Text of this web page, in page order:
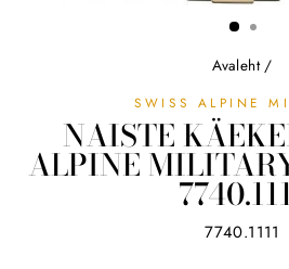
Avaleht /
SWISS ALPINE
NAISTE
ALPINE
7740.1111